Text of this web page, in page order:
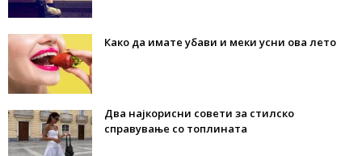
Како да имате убави и меки усни ова лето
Два најкорисни совети за стилско
справување со топлината